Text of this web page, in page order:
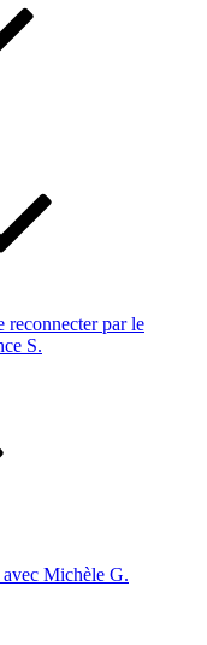
par le
S.
Michèle G.